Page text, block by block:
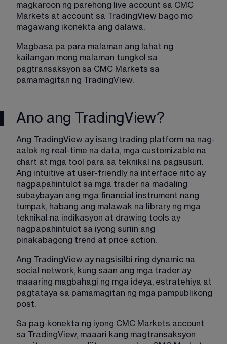
magkaroon ng parehong live account sa CMC
Markets at account sa TradingView bago mo
magawang ikonekta ang dalawa.
Magbasa pa para malaman ang lahat ng
kailangan mong malaman tungkol sa
pagtransaksyon sa CMC Markets sa
pamamagitan ng TradingView.
Ano ang TradingView?
Ang TradingView ay isang trading platform na nag-
aalok ng real-time na data, mga customizable na
chart at mga tool para sa teknikal na pagsusuri.
Ang intuitive at user-friendly na interface nito ay
nagpapahintulot sa mga trader na madaling
subaybayan ang mga financial instrument nang
tumpak, habang ang malawak na library ng mga
teknikal na indikasyon at drawing tools ay
nagpapahintulot sa iyong suriin ang
pinakabagong trend at price action.
Ang TradingView ay nagsisilbi ring dynamic na
social network, kung saan ang mga trader ay
maaaring magbahagi ng mga ideya, estratehiya at
pagtataya sa pamamagitan ng mga pampublikong
post.
Sa pag-konekta ng iyong CMC Markets account
sa TradingView, maaari kang magtransaksyon